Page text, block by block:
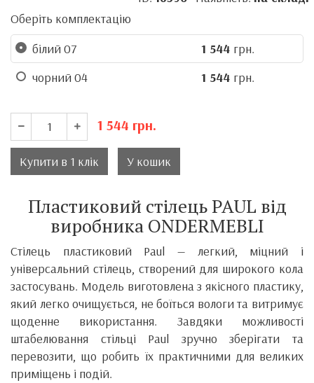
Оберіть комплектацію
білий 07
1 544 грн.
чорний 04
1 544 грн.
1 544 грн.
Купити в 1 клік У кошик
Пластиковий стілець PAUL від
виробника ONDERMEBLI
Стілець пластиковий Paul — легкий, міцний і
універсальний стілець, створений для широкого кола
застосувань. Модель виготовлена з якісного пластику,
який легко очищується, не боїться вологи та витримує
щоденне використання. Завдяки можливості
штабелювання стільці Paul зручно зберігати та
перевозити, що робить їх практичними для великих
приміщень і подій.